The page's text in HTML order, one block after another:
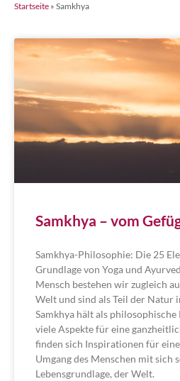
Startseite » Samkhya
Samkhya – vom
Samkhya-Philosophie: Die 25
Grundlage von Yoga und
Mensch bestehen wir zugleich
Welt und sind als Teil der Natur
Samkhya hält als
viele Aspekte für eine
finden sich Inspirationen für
Umgang des Menschen mit sich
Lebensgrundlage, der Welt.